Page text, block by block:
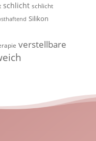
schlicht schlicht
Silikon
verstellbare